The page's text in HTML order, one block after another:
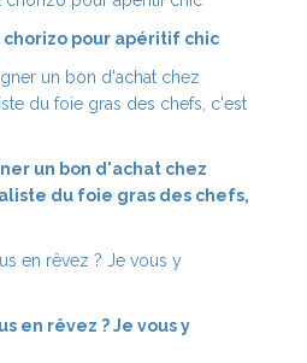
chorizo pour apéritif chic
un bon d'achat chez
du foie gras des chefs,
en rêvez ? Je vous y